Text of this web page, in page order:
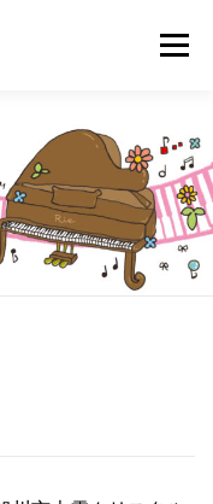
メニ
プロフィール